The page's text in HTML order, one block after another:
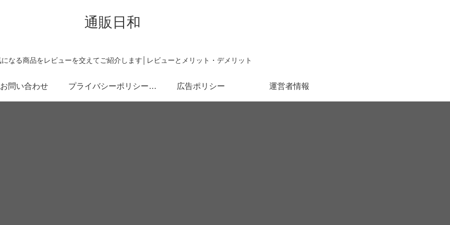
通販日和
なる商品をレビューを交えてご紹介します│レビューとメリット・デメリット
お問い合わせ プライバシーポリシー・免責事項 広告ポリシー 運営者情報